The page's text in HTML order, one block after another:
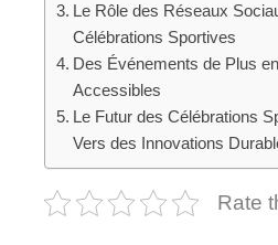
Le Rôle des Réseaux
Célébrations Sportives
Des Événements de Plus
Accessibles
Le Futur des Célébrations
Vers des Innovations
Rate